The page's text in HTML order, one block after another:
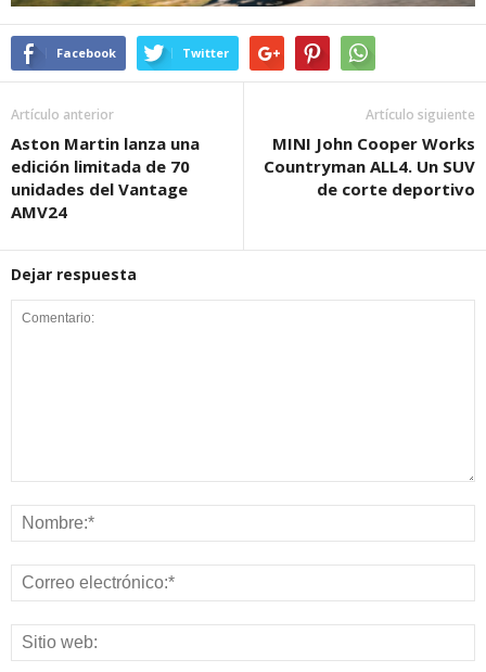
Facebook Twitter
Artículo anterior
Aston Martin lanza una
edición limitada de 70
unidades del Vantage
AMV24
Artículo siguiente
MINI John Cooper Works
Countryman ALL4. Un SUV
de corte deportivo
Dejar respuesta